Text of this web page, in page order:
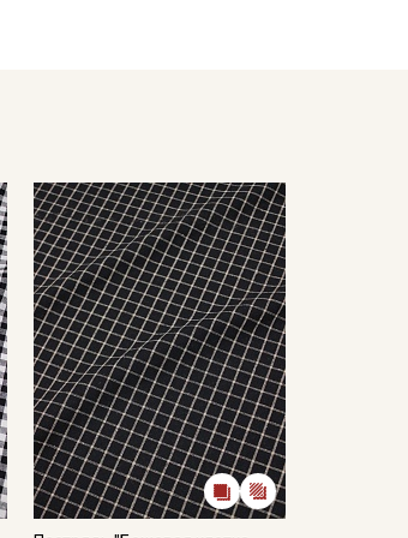
цвета ткани в зависимости от
рекомендуем заказать образец
перед оформлением заказа.
узелки и вкрапления нитей
не считается. Не